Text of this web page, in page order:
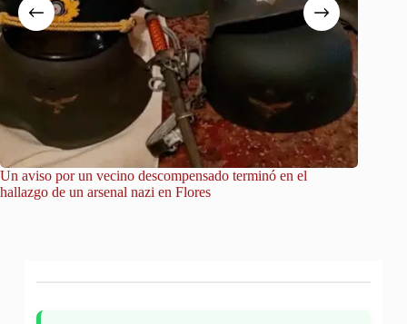
Un aviso por un vecino descompensado terminó en el
hallazgo de un arsenal nazi en Flores